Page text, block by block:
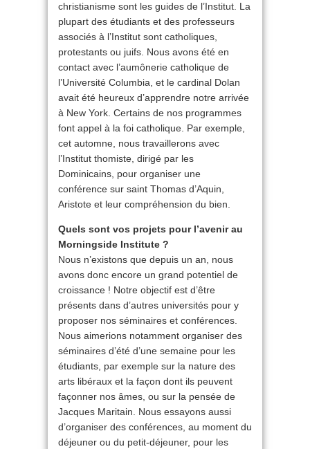
christianisme sont les guides de l’Institut. La
plupart des étudiants et des professeurs
associés à l’Institut sont catholiques,
protestants ou juifs. Nous avons été en
contact avec l’aumônerie catholique de
l’Université Columbia, et le cardinal Dolan
avait été heureux d’apprendre notre arrivée
à New York. Certains de nos programmes
font appel à la foi catholique. Par exemple,
cet automne, nous travaillerons avec
l’Institut thomiste, dirigé par les
Dominicains, pour organiser une
conférence sur saint Thomas d’Aquin,
Aristote et leur compréhension du bien.
Quels sont vos projets pour l’avenir au
Morningside Institute ?
Nous n’existons que depuis un an, nous
avons donc encore un grand potentiel de
croissance ! Notre objectif est d’être
présents dans d’autres universités pour y
proposer nos séminaires et conférences.
Nous aimerions notamment organiser des
séminaires d’été d’une semaine pour les
étudiants, par exemple sur la nature des
arts libéraux et la façon dont ils peuvent
façonner nos âmes, ou sur la pensée de
Jacques Maritain. Nous essayons aussi
d’organiser des conférences, au moment du
déjeuner ou du petit-déjeuner, pour les